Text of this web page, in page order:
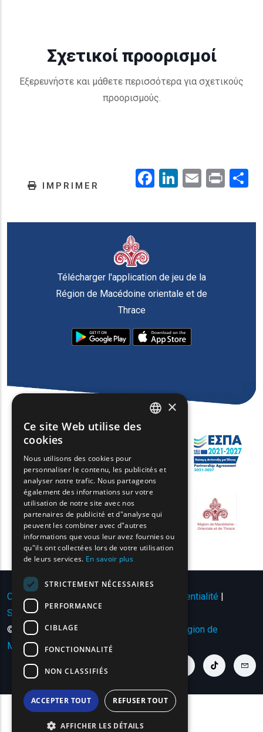
Σχετικοί προορισμοί
Εξερευνήστε και μάθετε περισσότερα για σχετικούς
προορισμούς.
IMPRIMER Facebook
LinkedIn
EmailPrint
Télécharger l'application de jeu de la
Région de Macédoine orientale et de
Thrace
Conditions d'utilisation | Politique de confidentialité |
Sitemap
© Copyright 2024 - Tous droits réservés
Région de
Macédoine orientale et de Thrace
youtube linkfacebook link linkedin linkinstagram link
tiktok link
FRENCH
BULGARIAN
GERMAN
ROMANIAN
TURKISH
×
Ce site Web utilise des
cookies
Nous utilisons des cookies pour
personnaliser le contenu, les publicités et
analyser notre trafic. Nous partageons
également des informations sur votre
utilisation de notre site avec nos
partenaires de publicité et d"analyse qui
peuvent les combiner avec d"autres
informations que vous leur avez fournies ou
qu"ils ont collectées lors de votre utilisation
de leurs services. En savoir plus
STRICTEMENT NÉCESSAIRES
PERFORMANCE
CIBLAGE
FONCTIONNALITÉ
NON CLASSIFIÉS
ACCEPTER TOUT REFUSER TOUT
AFFICHER LES DÉTAILS